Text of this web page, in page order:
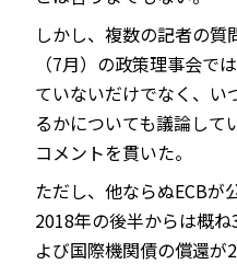
しかし、複数の記者の
（7月）の政策理事会で
ていないだけでなく、い
るかについても議論して
コメントを貫いた。
ただし、他ならぬECBが
2018年の後半からは概
よび国際機関債の償還が